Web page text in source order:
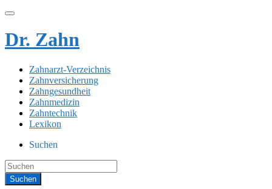
Dr. Zahn
Zahnarzt-Verzeichnis
Zahnversicherung
Zahngesundheit
Zahnmedizin
Zahntechnik
Lexikon
Suchen